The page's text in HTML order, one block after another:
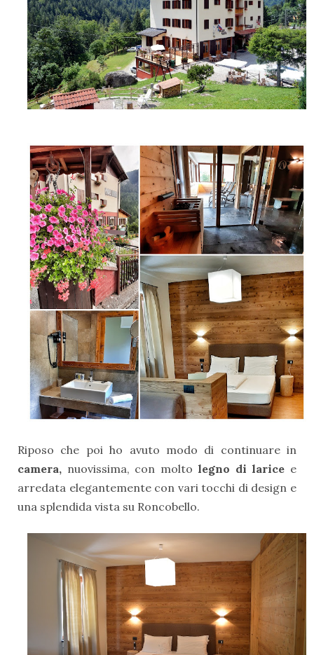
Riposo che poi ho avuto modo di continuare in
camera, nuovissima, con molto legno di larice e
arredata elegantemente con vari tocchi di design e
una splendida vista su Roncobello.